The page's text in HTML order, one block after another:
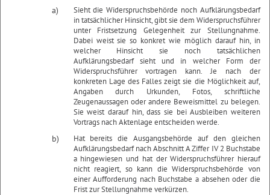
a)
Sieht die Widerspruchsbehörde noch Aufklärungsbedarf
in tatsächlicher Hinsicht, gibt sie dem Widerspruchsführer
unter Fristsetzung Gelegenheit zur Stellungnahme.
Dabei weist sie so konkret wie möglich darauf hin, in
welcher Hinsicht sie noch tatsächlichen
Aufklärungsbedarf sieht und in welcher Form der
Widerspruchsführer vortragen kann. Je nach der
konkreten Lage des Falles zeigt sie die Möglichkeit auf,
Angaben durch Urkunden, Fotos, schriftliche
Zeugenaussagen oder andere Beweismittel zu belegen.
Sie weist darauf hin, dass sie bei Ausbleiben weiteren
Vortrags nach Aktenlage entscheiden werde.
b)
Hat bereits die Ausgangsbehörde auf den gleichen
Aufklärungsbedarf nach Abschnitt A Ziffer IV 2 Buchstabe
a hingewiesen und hat der Widerspruchsführer hierauf
nicht reagiert, so kann die Widerspruchsbehörde von
einer Aufforderung nach Buchstabe a absehen oder die
Frist zur Stellungnahme verkürzen.